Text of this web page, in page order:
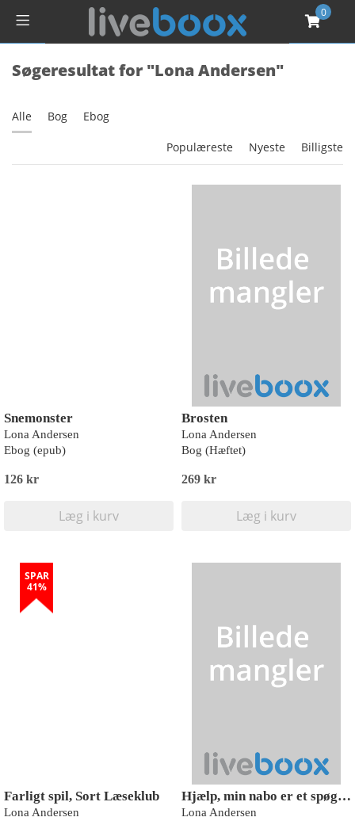
0
Søgeresultat for "Lona Andersen"
Alle Bog Ebog
Populæreste Nyeste Billigste
Snemonster
Lona Andersen
Ebog (epub)
126 kr
Læg i kurv
Brosten
Lona Andersen
Bog (Hæftet)
269 kr
Læg i kurv
SPAR
41%
Farligt spil, Sort Læseklub
Lona Andersen
Hjælp, min nabo er et spøgelse!
Lona Andersen